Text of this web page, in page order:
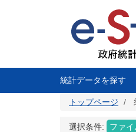
に
統計データを探す
トップページ
選択条件: ファイ